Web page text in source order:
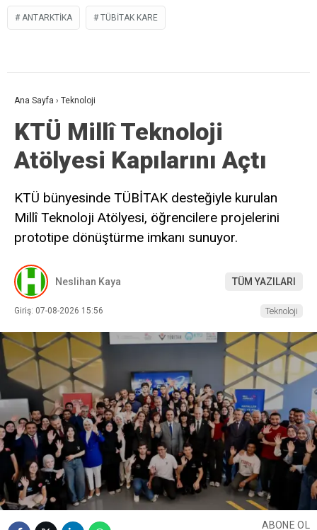
ANTARKTIKA TÜBİTAK KARE
Ana Sayfa › Teknoloji
KTÜ Millî Teknoloji
Atölyesi Kapılarını Açtı
KTÜ bünyesinde TÜBİTAK desteğiyle kurulan
Millî Teknoloji Atölyesi, öğrencilere projelerini
prototipe dönüştürme imkanı sunuyor.
Neslihan Kaya TÜM YAZILARI
Giriş: 07-08-2026 15:56 Teknoloji
ABONE OL